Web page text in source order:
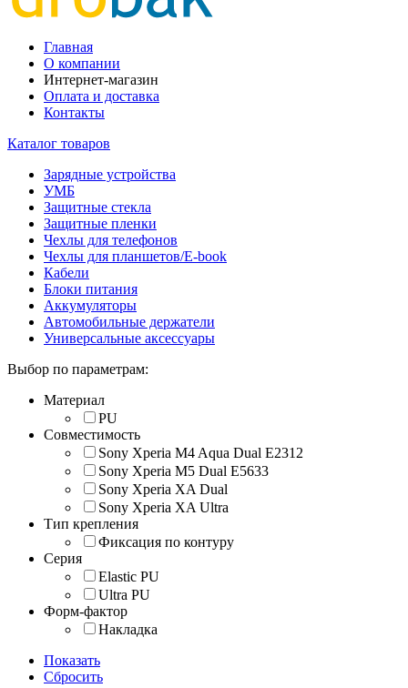
Главная
О компании
Интернет-магазин
Оплата и доставка
Контакты
Каталог товаров
Зарядные устройства
УМБ
Защитные стекла
Защитные пленки
Чехлы для телефонов
Чехлы для планшетов/E-book
Кабели
Блоки питания
Аккумуляторы
Автомобильные держатели
Универсальные аксессуары
Выбор по параметрам:
Материал
PU
Совместимость
Sony Xperia M4 Aqua Dual E2312
Sony Xperia M5 Dual E5633
Sony Xperia XA Dual
Sony Xperia XA Ultra
Тип крепления
Фиксация по контуру
Серия
Elastic PU
Ultra PU
Форм-фактор
Накладка
Показать
Сбросить